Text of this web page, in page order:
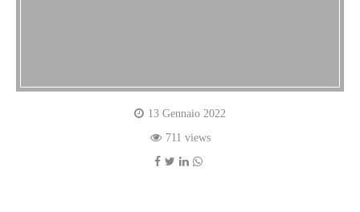
13 Gennaio 2022
711 views